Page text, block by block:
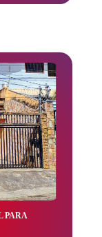
PARA